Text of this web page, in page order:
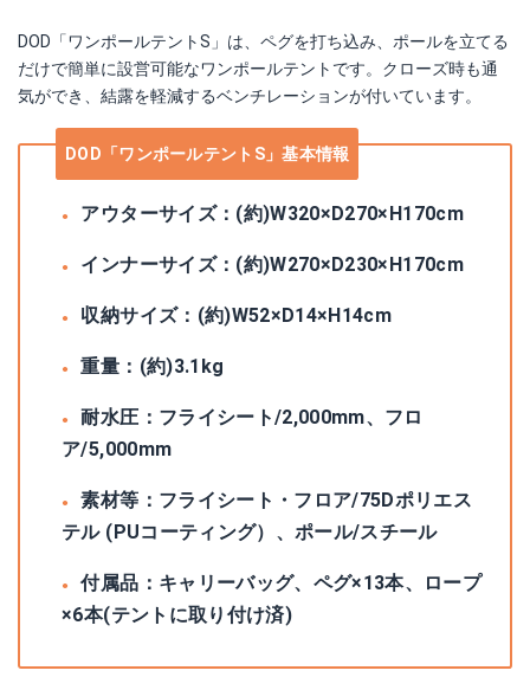
DOD「ワンポールテントS」は、ペグを打ち込み、ポールを立てる
だけで簡単に設営可能なワンポールテントです。クローズ時も通
気ができ、結露を軽減するベンチレーションが付いています。
DOD「ワンポールテントS」基本情報
アウターサイズ：(約)W320×D270×H170cm
インナーサイズ：(約)W270×D230×H170cm
収納サイズ：(約)W52×D14×H14cm
重量：(約)3.1kg
耐水圧：フライシート/2,000mm、フロ
ア/5,000mm
素材等：フライシート・フロア/75Dポリエス
テル (PUコーティング）、ポール/スチール
付属品：キャリーバッグ、ペグ×13本、ロープ
×6本(テントに取り付け済)